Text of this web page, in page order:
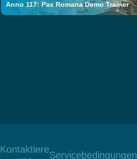
Anno 117: Pax Romana Demo Trainer
Kontaktiere
Servicebedingungen